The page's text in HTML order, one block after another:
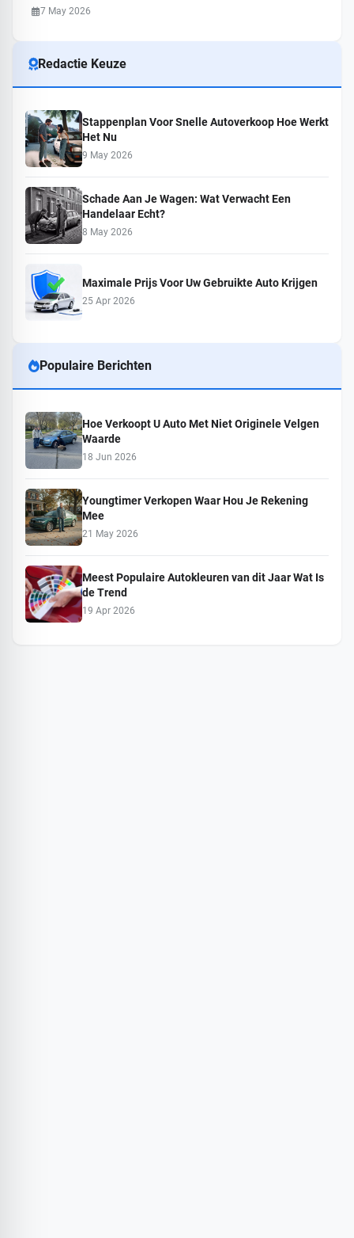
7 May 2026
Redactie Keuze
Stappenplan Voor Snelle Autoverkoop Hoe Werkt
Het Nu
9 May 2026
Schade Aan Je Wagen: Wat Verwacht Een
Handelaar Echt?
8 May 2026
Maximale Prijs Voor Uw Gebruikte Auto Krijgen
25 Apr 2026
Populaire Berichten
Hoe Verkoopt U Auto Met Niet Originele Velgen
Waarde
18 Jun 2026
Youngtimer Verkopen Waar Hou Je Rekening
Mee
21 May 2026
Meest Populaire Autokleuren van dit Jaar Wat Is
de Trend
19 Apr 2026